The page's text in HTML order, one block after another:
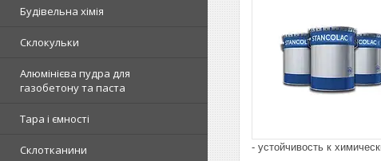
Будівельна хімія
Склокульки
Алюмінієва пудра для
газобетону та паста
Тара і ємності
Склотканини
- устойчивость к